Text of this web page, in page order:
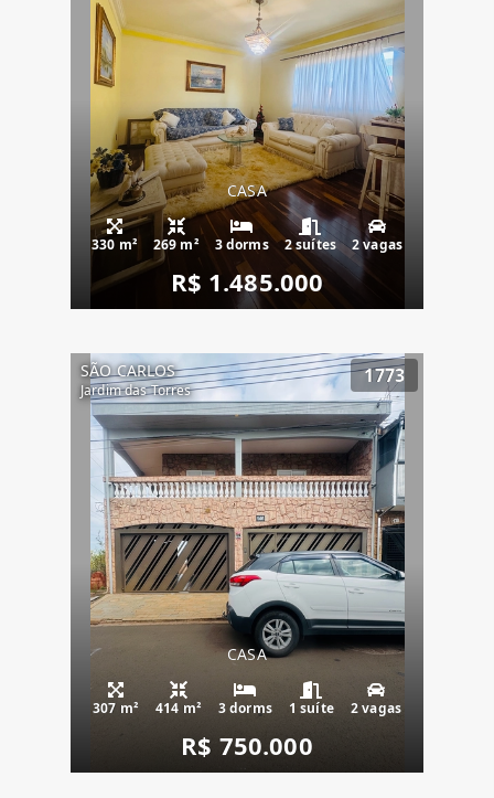
CASA
330 m² 269 m² 3 dorms 2 suítes 2 vagas
R$ 1.485.000
SÃO CARLOS
Jardim das Torres
1773
CASA
307 m² 414 m² 3 dorms 1 suíte 2 vagas
R$ 750.000